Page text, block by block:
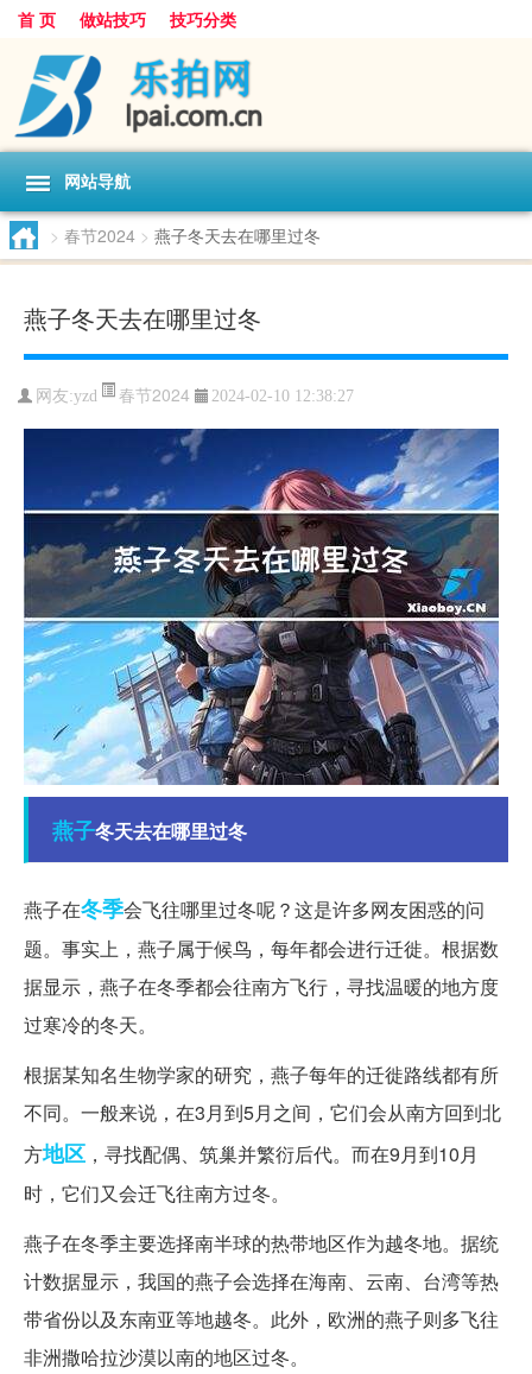
首 页 做站技巧 技巧分类
网站导航
> 春节2024 > 燕子冬天去在哪里过冬
燕子冬天去在哪里过冬
网友:yzd 春节2024 2024-02-10 12:38:27
燕子冬天去在哪里过冬
燕子在冬季会飞往哪里过冬呢？这是许多网友困惑的问
题。事实上，燕子属于候鸟，每年都会进行迁徙。根据数
据显示，燕子在冬季都会往南方飞行，寻找温暖的地方度
过寒冷的冬天。
根据某知名生物学家的研究，燕子每年的迁徙路线都有所
不同。一般来说，在3月到5月之间，它们会从南方回到北
方地区 ，寻找配偶、筑巢并繁衍后代。而在9月到10月
时，它们又会迁飞往南方过冬。
燕子在冬季主要选择南半球的热带地区作为越冬地。据统
计数据显示，我国的燕子会选择在海南、云南、台湾等热
带省份以及东南亚等地越冬。此外，欧洲的燕子则多飞往
非洲撒哈拉沙漠以南的地区过冬。